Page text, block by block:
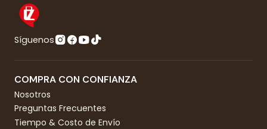
Síguenos
COMPRA CON CONFIANZA
Nosotros
Preguntas Frecuentes
Tiempo & Costo de Envío